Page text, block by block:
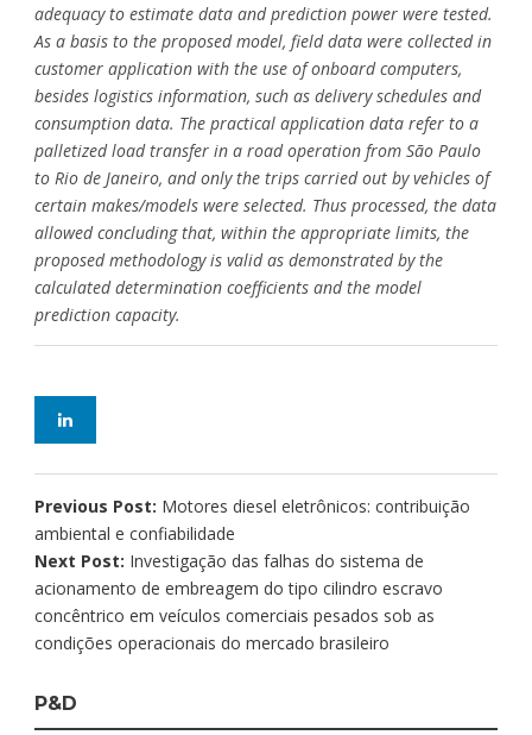
adequacy to estimate data and prediction power were tested.
As a basis to the proposed model, field data were collected in
customer application with the use of onboard computers,
besides logistics information, such as delivery schedules and
consumption data. The practical application data refer to a
palletized load transfer in a road operation from São Paulo
to Rio de Janeiro, and only the trips carried out by vehicles of
certain makes/models were selected. Thus processed, the data
allowed concluding that, within the appropriate limits, the
proposed methodology is valid as demonstrated by the
calculated determination coefficients and the model
prediction capacity.
Previous Post: Motores diesel eletrônicos: contribuição
ambiental e confiabilidade
Next Post: Investigação das falhas do sistema de
acionamento de embreagem do tipo cilindro escravo
concêntrico em veículos comerciais pesados sob as
condições operacionais do mercado brasileiro
P&D